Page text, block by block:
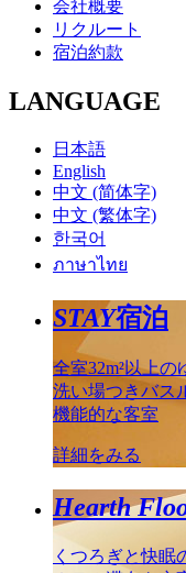
会社概要
リクルート
宿泊約款
LANGUAGE
日本語
English
中文 (简体字)
中文 (繁体字)
한국어
ภาษาไทย
STAY宿泊
全室32m²以上の
洗い場つきバス
機能的な客室
詳細をみる
Hearth
くつろぎと快眠